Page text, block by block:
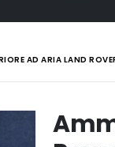
AD ARIA LAND